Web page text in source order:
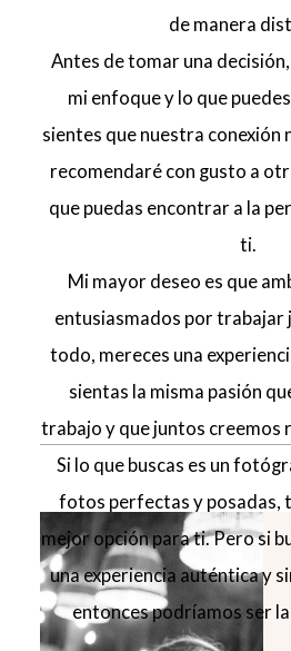
de manera
Antes de tomar una
mi enfoque y lo que
sientes que nuestra conexión
recomendaré con gusto a
que puedas encontrar a la
ti.
Mi mayor deseo es que
entusiasmados por trabajar
todo, mereces una
sientas la misma pasión
trabajo y que juntos creemos
Si lo que buscas es un
fotos perfectas y posadas,
mejor opción para ti. Pero si
una experiencia auténtica y
entonces podríamos ser